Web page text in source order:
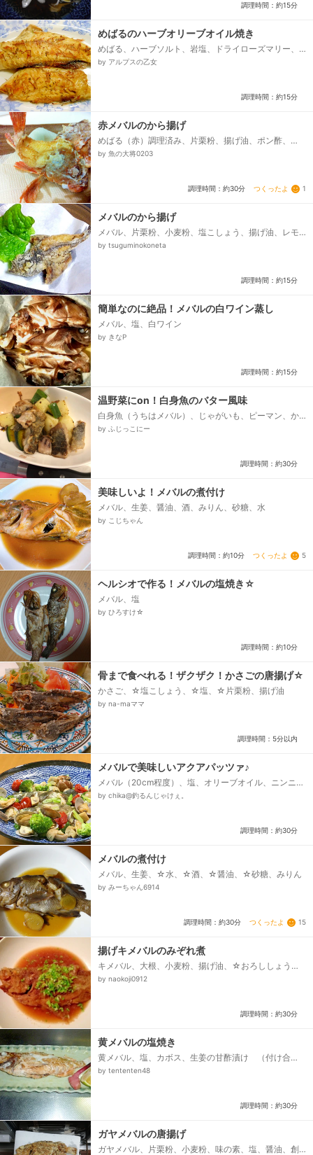
調理時間：約15分
めばるのハーブオリーブオイル焼き
めばる、ハーブソルト、岩塩、ドライローズマリー、
ホワイトペッパー、オリーブオイル
by アルプスの乙女
調理時間：約15分
赤メバルのから揚げ
めばる（赤）調理済み、片栗粉、揚げ油、ポン酢、
塩 コショウ
by 魚の大将0203
調理時間：約30分 つくったよ 1
メバルのから揚げ
メバル、片栗粉、小麦粉、塩こしょう、揚げ油、レモ
ン汁、塩
by tsuguminokoneta
調理時間：約15分
簡単なのに絶品！メバルの白ワイン蒸し
メバル、塩、白ワイン
by きなP
調理時間：約15分
温野菜にon！白身魚のバター風味
白身魚（うちはメバル）、じゃがいも、ピーマン、か
ぼちゃ、☆醤油、☆みりん、☆ほんだし、☆水、水、
by ふじっこにー
調理時間：約30分
美味しいよ！メバルの煮付け
メバル、生姜、醤油、酒、みりん、砂糖、水
by こじちゃん
調理時間：約10分 つくったよ 5
ヘルシオで作る！メバルの塩焼き☆
メバル、塩
by ひろすけ☆
調理時間：約10分
骨まで食べれる！ザクザク！かさごの唐揚げ☆
かさご、☆塩こしょう、☆塩、☆片栗粉、揚げ油
by na-maママ
調理時間：5分以内
メバルで美味しいアクアパッツァ♪
メバル（20cm程度）、塩、オリーブオイル、ニンニ
ク、a）酒（あれば白ワイン）、a）水、b）プチトマト
by chika@釣るんじゃけぇ。
調理時間：約30分
メバルの煮付け
メバル、生姜、☆水、☆酒、☆醤油、☆砂糖、みりん
by みーちゃん6914
調理時間：約30分 つくったよ 15
揚げキメバルのみぞれ煮
キメバル、大根、小麦粉、揚げ油、☆おろししょう
が、☆しょうゆ、☆酒、☆みりん、☆砂糖、☆水、万
by naokoji0912
調理時間：約30分
黄メバルの塩焼き
黄メバル、塩、カボス、生姜の甘酢漬け （付け合
せ）
by tententen48
調理時間：約30分
ガヤメバルの唐揚げ
ガヤメバル、片栗粉、小麦粉、味の素、塩、醤油、創